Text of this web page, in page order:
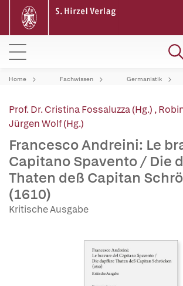
Home Fachwissen Germanistik
Prof. Dr. Cristina Fossaluzza (Hg.) ,
Jürgen Wolf (Hg.)
Francesco Andreini: Le
Capitano Spavento / Die
Thaten deß Capitan
(1610)
Kritische Ausgabe